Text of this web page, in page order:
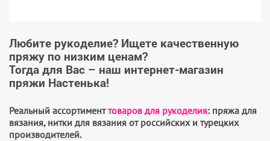
Любите рукоделие? Ищете качественную
пряжу по низким ценам?
Тогда для Вас – наш интернет-магазин
пряжи Настенька!
Реальный ассортимент товаров для рукоделия: пряжа для
вязания, нитки для вязания от российских и турецких
производителей.